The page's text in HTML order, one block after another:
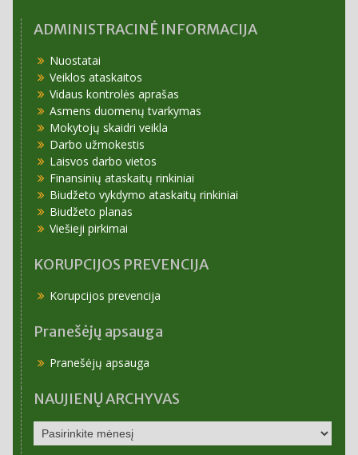
ADMINISTRACINĖ INFORMACIJA
Nuostatai
Veiklos ataskaitos
Vidaus kontrolės aprašas
Asmens duomenų tvarkymas
Mokytojų skaidri veikla
Darbo užmokestis
Laisvos darbo vietos
Finansinių ataskaitų rinkiniai
Biudžeto vykdymo ataskaitų rinkiniai
Biudžeto planas
Viešieji pirkimai
KORUPCIJOS PREVENCIJA
Korupcijos prevencija
Pranešėjų apsauga
Pranešėjų apsauga
NAUJIENŲ ARCHYVAS
NAUJIENŲ
ARCHYVAS